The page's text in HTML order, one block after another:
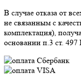
В случае отказа от
не связанным с
комплектация),
основании п.3 ст.